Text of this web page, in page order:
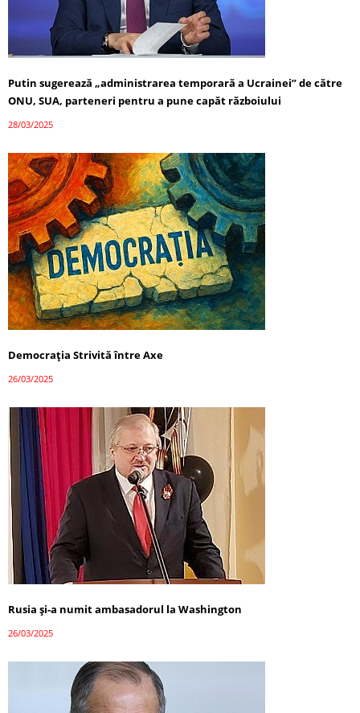
Putin sugerează „administrarea temporară a Ucrainei” de către
ONU, SUA, parteneri pentru a pune capăt războiului
28/03/2025
Democrația Strivită între Axe
26/03/2025
Rusia și-a numit ambasadorul la Washington
26/03/2025